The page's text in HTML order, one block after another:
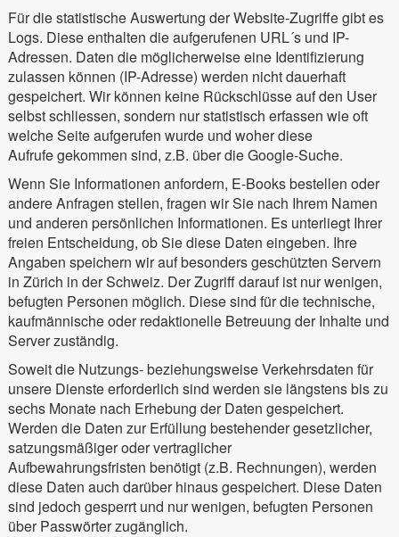
Für die statistische Auswertung der Website-Zugriffe gibt es
Logs. Diese enthalten die aufgerufenen URL´s und IP-
Adressen. Daten die möglicherweise eine Identifizierung
zulassen können (IP-Adresse) werden nicht dauerhaft
gespeichert. Wir können keine Rückschlüsse auf den User
selbst schliessen, sondern nur statistisch erfassen wie oft
welche Seite aufgerufen wurde und woher diese
Aufrufe gekommen sind, z.B. über die Google-Suche.
Wenn Sie Informationen anfordern, E-Books bestellen oder
andere Anfragen stellen, fragen wir Sie nach Ihrem Namen
und anderen persönlichen Informationen. Es unterliegt Ihrer
freien Entscheidung, ob Sie diese Daten eingeben. Ihre
Angaben speichern wir auf besonders geschützten Servern
in Zürich in der Schweiz. Der Zugriff darauf ist nur wenigen,
befugten Personen möglich. Diese sind für die technische,
kaufmännische oder redaktionelle Betreuung der Inhalte und
Server zuständig.
Soweit die Nutzungs- beziehungsweise Verkehrsdaten für
unsere Dienste erforderlich sind werden sie längstens bis zu
sechs Monate nach Erhebung der Daten gespeichert.
Werden die Daten zur Erfüllung bestehender gesetzlicher,
satzungsmäßiger oder vertraglicher
Aufbewahrungsfristen benötigt (z.B. Rechnungen), werden
diese Daten auch darüber hinaus gespeichert. Diese Daten
sind jedoch gesperrt und nur wenigen, befugten Personen
über Passwörter zugänglich.